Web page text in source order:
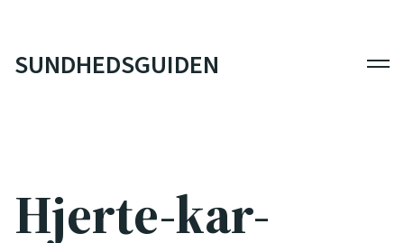
SUNDHEDSGUIDEN
Hjerte-kar-